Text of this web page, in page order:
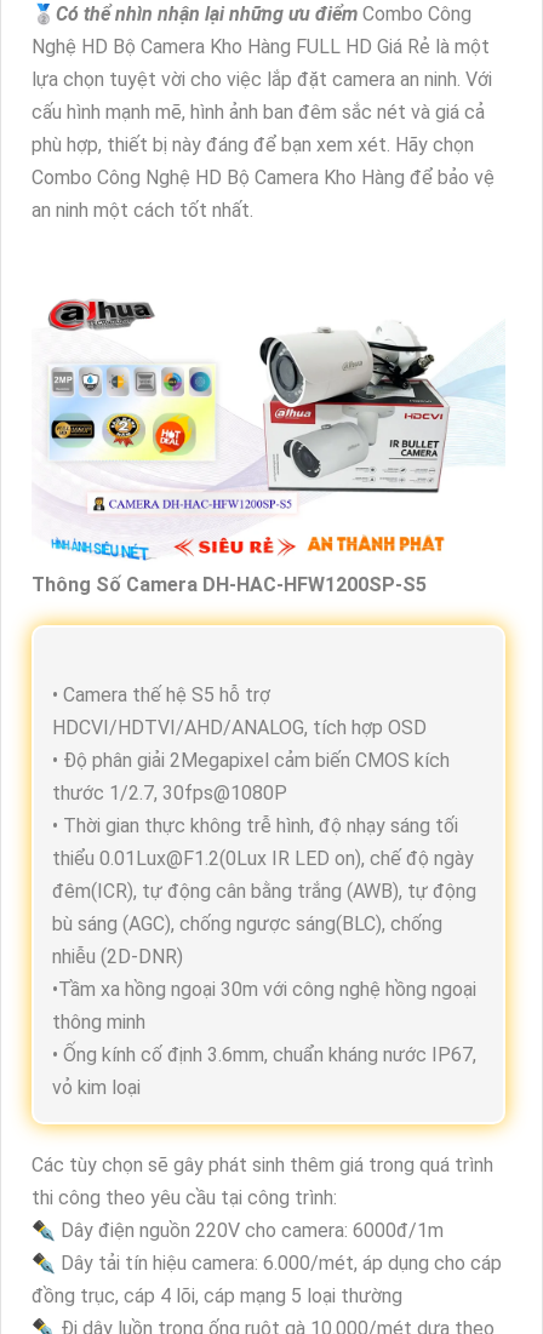
🥈️ Có thể nhìn nhận lại những ưu điểm Combo Công
Nghệ HD Bộ Camera Kho Hàng FULL HD Giá Rẻ là một
lựa chọn tuyệt vời cho việc lắp đặt camera an ninh. Với
cấu hình mạnh mẽ, hình ảnh ban đêm sắc nét và giá cả
phù hợp, thiết bị này đáng để bạn xem xét. Hãy chọn
Combo Công Nghệ HD Bộ Camera Kho Hàng để bảo vệ
an ninh một cách tốt nhất.
Thông Số Camera DH-HAC-HFW1200SP-S5
• Camera thế hệ S5 hỗ trợ
HDCVI/HDTVI/AHD/ANALOG, tích hợp OSD
• Độ phân giải 2Megapixel cảm biến CMOS kích
thước 1/2.7, 30fps@1080P
• Thời gian thực không trễ hình, độ nhạy sáng tối
thiểu 0.01Lux@F1.2(0Lux IR LED on), chế độ ngày
đêm(ICR), tự động cân bằng trắng (AWB), tự động
bù sáng (AGC), chống ngược sáng(BLC), chống
nhiễu (2D-DNR)
•Tầm xa hồng ngoại 30m với công nghệ hồng ngoại
thông minh
• Ống kính cố định 3.6mm, chuẩn kháng nước IP67,
vỏ kim loại
Các tùy chọn sẽ gây phát sinh thêm giá trong quá trình
thi công theo yêu cầu tại công trình:
✒ Dây điện nguồn 220V cho camera: 6000đ/1m
✒ Dây tải tín hiệu camera: 6.000/mét, áp dụng cho cáp
đồng trục, cáp 4 lõi, cáp mạng 5 loại thường
✒ Đi dây luồn trong ống ruột gà 10.000/mét dựa theo